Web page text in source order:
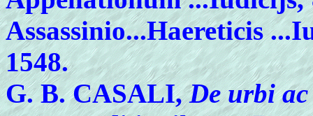
Assassinio...Haereticis
1548.
G. B. CASALI,De urbi